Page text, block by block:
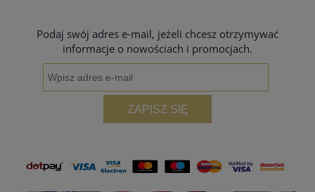
Podaj swój adres e-mail, jeżeli chcesz otrzymywać
informacje o nowościach i promocjach.
ZAPISZ SIĘ